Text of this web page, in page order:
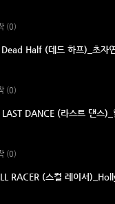
(0)
Half (데드 하프)_초자
(0)
LAST DANCE (라스트 댄스)_
(0)
RACER (스컬 레이서